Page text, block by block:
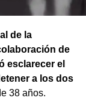
de la
de
esclarecer el
a los dos
38 años.